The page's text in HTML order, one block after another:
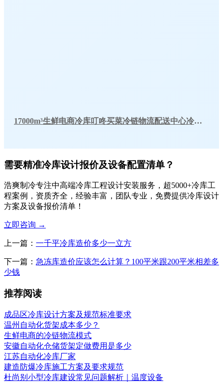
17000m³生鲜电商冷库叮咚买菜冷链物流配送中心冷库工程建造方案
需要精准冷库设计报价及设备配置清单？
浩爽制冷专注中高端冷库工程设计安装服务，超5000+冷库工
程案例，资质齐全，经验丰富，团队专业，免费提供冷库设计
方案及设备报价清单！
立即咨询 →
上一篇： 一千平冷库造价多少一立方
下一篇： 急冻库造价应该怎么计算？100平米跟200平米相差多
少钱
推荐阅读
成品区冷库设计方案及规范标准要求
温州自动化货架成本多少？
生鲜电商的冷链物流模式
安徽自动化仓储货架定做费用是多少
江苏自动化冷库厂家
建造防爆冷库施工方案及要求规范
杜尚别小型冷库建设常见问题解析｜温度设备